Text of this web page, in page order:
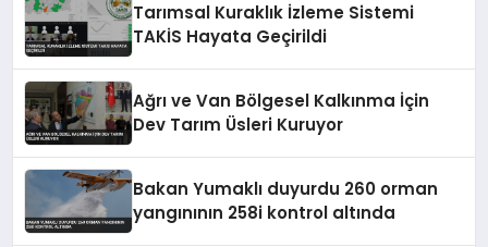
Tarımsal Kuraklık İzleme Sistemi
TAKİS Hayata Geçirildi
Ağrı ve Van Bölgesel Kalkınma İçin
Dev Tarım Üsleri Kuruyor
Bakan Yumaklı duyurdu 260 orman
yangınının 258i kontrol altında